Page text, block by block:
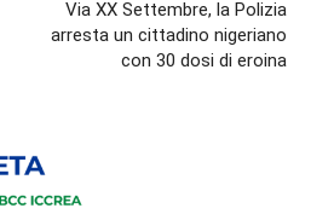
Via XX Settembre, la Polizia
arresta un cittadino nigeriano
con 30 dosi di eroina